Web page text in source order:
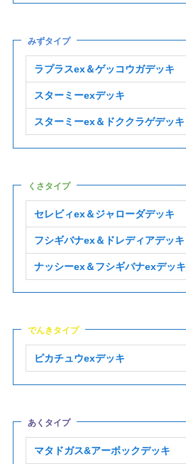
みずタイプ
ラプラスex＆ゲッコウガデッキ
スターミーexデッキ
スターミーex＆ドククラゲデッキ
くさタイプ
セレビィex＆ジャローダデッキ
フシギバナex＆ドレディアデッキ
ナッシーex＆フシギバナexデッキ
でんきタイプ
ピカチュウexデッキ
あくタイプ
マタドガス&アーボックデッキ